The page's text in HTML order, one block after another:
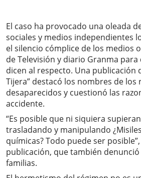
El caso ha provocado una oleada
sociales y medios independientes
el silencio cómplice de los medios
de Televisión y diario Granma
dicen al respecto. Una publicación
Tijera” destacó los nombres de los
desaparecidos y cuestionó las
accidente.
“Es posible que ni siquiera
trasladando y manipulando
químicas? Todo puede ser
publicación, que también
familias.